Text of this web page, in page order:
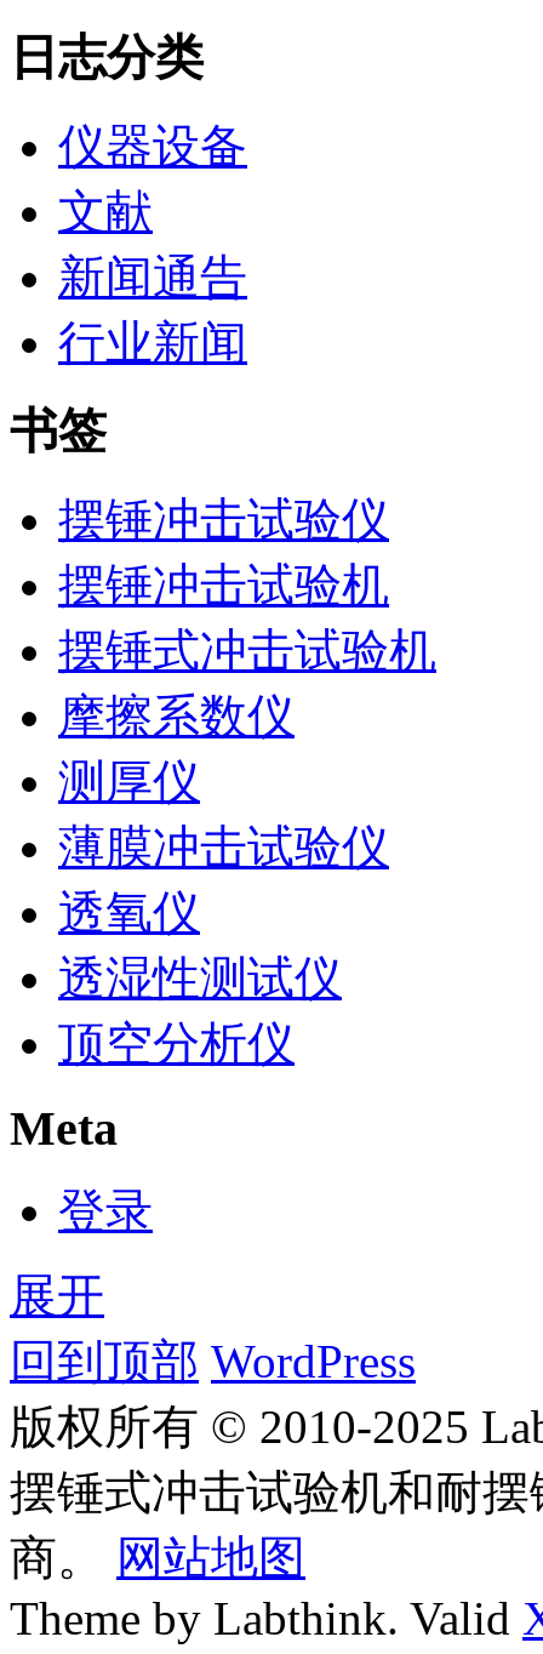
日志分类
仪器设备
文献
新闻通告
行业新闻
书签
摆锤冲击试验仪
摆锤冲击试验机
摆锤式冲击试验机
摩擦系数仪
测厚仪
薄膜冲击试验仪
透氧仪
透湿性测试仪
顶空分析仪
Meta
登录
展开
回到顶部 WordPress
版权所有 © 2010-2025
摆锤式冲击试验机和耐
商。
网站地图
Theme by Labthink. Valid